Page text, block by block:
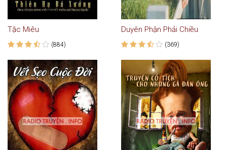
Tặc Miêu
(884)
Duyên Phận Phải Chiều
(369)